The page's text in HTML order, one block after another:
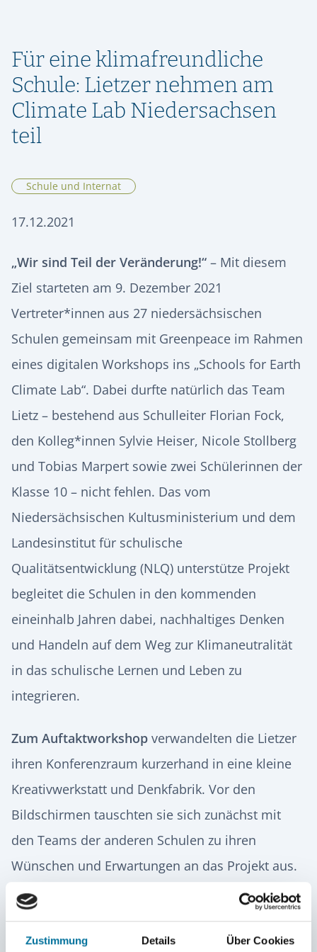
Zustimmung Details Über Cookies
VIER GESPRÄCHE. VIER LEBENSWEGE.
Vier junge Menschen erzählen, was von ihrer Zeit an der Hermann
Lietz-Schule geblieben ist.
FÖRDERVEREIN
HSHS-JOBS
LIETZ IM TV
KOOPERATIONEN
KONTAKT & ANREISE
PRESSE
Für eine klimafreundliche
Schule: Lietzer nehmen am
Climate Lab Niedersachsen
teil
Schule und Internat
17.12.2021
„Wir sind Teil der Veränderung!“ – Mit diesem
Ziel starteten am 9. Dezember 2021
Vertreter*innen aus 27 niedersächsischen
Schulen gemeinsam mit Greenpeace im Rahmen
eines digitalen Workshops ins „Schools for Earth
Climate Lab“. Dabei durfte natürlich das Team
Lietz – bestehend aus Schulleiter Florian Fock,
den Kolleg*innen Sylvie Heiser, Nicole Stollberg
und Tobias Marpert sowie zwei Schülerinnen der
Klasse 10 – nicht fehlen. Das vom
Niedersächsischen Kultusministerium und dem
Landesinstitut für schulische
Qualitätsentwicklung (NLQ) unterstütze Projekt
begleitet die Schulen in den kommenden
eineinhalb Jahren dabei, nachhaltiges Denken
und Handeln auf dem Weg zur Klimaneutralität
in das schulische Lernen und Leben zu
integrieren.
Zum Auftaktworkshop verwandelten die Lietzer
ihren Konferenzraum kurzerhand in eine kleine
Kreativwerkstatt und Denkfabrik. Vor den
Bildschirmen tauschten sie sich zunächst mit
den Teams der anderen Schulen zu ihren
Wünschen und Erwartungen an das Projekt aus.
Anschließend erläuterte Greenpeace-Mitglied
Markus Power das speziell für Schulen
entwickelte CO2-Bilanzierungstool. Mit dessen